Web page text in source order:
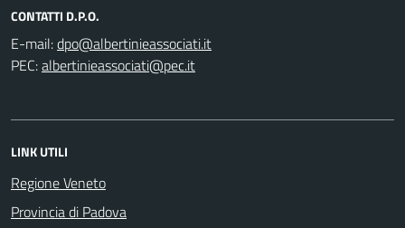
CONTATTI D.P.O.
E-mail:
PEC:
LINK UTILI
Regione Veneto
Provincia di Padova